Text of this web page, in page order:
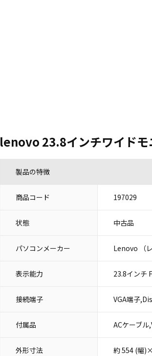
lenovo 23.8インチワイド
製品の特徴
商品コード 197029
状態 中古品
パソコンメーカー Lenovo （
表示能力 23.8インチ
接続端子 VGA端子
付属品 ACケーブル
外形寸法 約 554 (幅